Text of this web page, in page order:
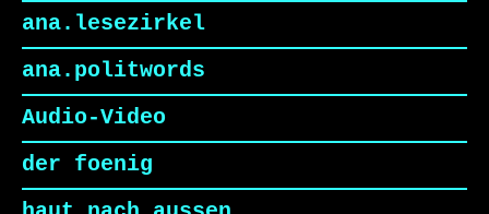
ana.lesezirkel
ana.politwords
Audio-Video
der foenig